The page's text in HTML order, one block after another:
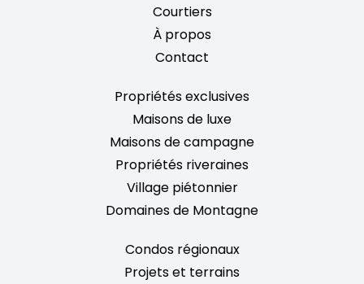
Courtiers
À propos
Contact
Propriétés exclusives
Maisons de luxe
Maisons de campagne
Propriétés riveraines
Village piétonnier
Domaines de Montagne
Condos régionaux
Projets et terrains